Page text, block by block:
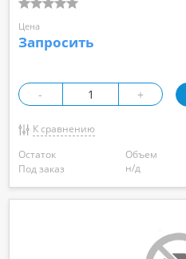
Цена
Запросить
- +
К сравнению
Остаток
Под заказ
Объем
н/д